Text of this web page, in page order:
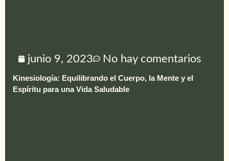
junio 9, 2023 No hay comentarios
Kinesiología: Equilibrando el Cuerpo, la Mente y el
Espíritu para una Vida Saludable